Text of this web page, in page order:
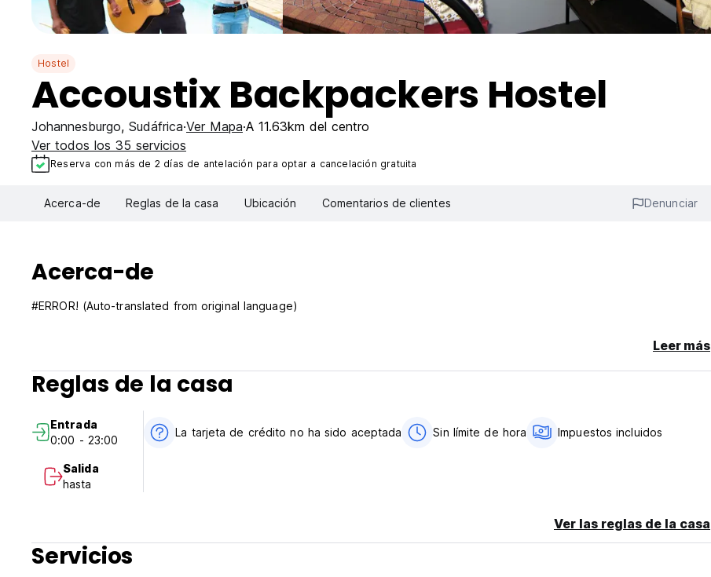
Hostel
Accoustix Backpackers Hostel
Johannesburgo, Sudáfrica Ver Mapa A 11.63km del centro
Ver todos los 35 servicios
Reserva con más de 2 días de antelación para optar a cancelación gratuita
Acerca-de Reglas de la casa Ubicación Comentarios de clientes Denunciar
Acerca-de
#ERROR! (Auto-translated from original language)
Leer más
Reglas de la casa
Entrada
0:00 - 23:00
Salida
hasta
La tarjeta de crédito no ha sido aceptada Sin límite de hora Impuestos incluidos
Ver las reglas de la casa
Servicios